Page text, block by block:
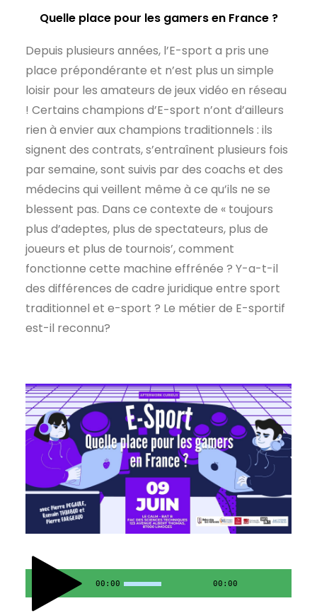
Quelle place pour les gamers en France ?
Depuis plusieurs années, l’E-sport a pris une
place prépondérante et n’est plus un simple
loisir pour les amateurs de jeux vidéo en réseau
! Certains champions d’E-sport n’ont d’ailleurs
rien à envier aux champions traditionnels : ils
signent des contrats, s’entraînent plusieurs fois
par semaine, sont suivis par des coachs et des
médecins qui veillent même à ce qu’ils ne se
blessent pas. Dans ce contexte de « toujours
plus d’adeptes, plus de spectateurs, plus de
joueurs et plus de tournois’, comment
fonctionne cette machine effrénée ? Y-a-t-il
des différences de cadre juridique entre sport
traditionnel et e-sport ? Le métier de E-sportif
est-il reconnu?
00:00 00:00